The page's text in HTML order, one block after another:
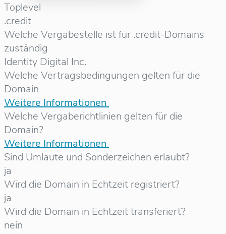
Toplevel
.credit
Welche Vergabestelle ist für .credit-Domains
zuständig
Identity Digital Inc.
Welche Vertragsbedingungen gelten für die
Domain
Weitere Informationen
Welche Vergaberichtlinien gelten für die
Domain?
Weitere Informationen
Sind Umlaute und Sonderzeichen erlaubt?
ja
Wird die Domain in Echtzeit registriert?
ja
Wird die Domain in Echtzeit transferiert?
nein